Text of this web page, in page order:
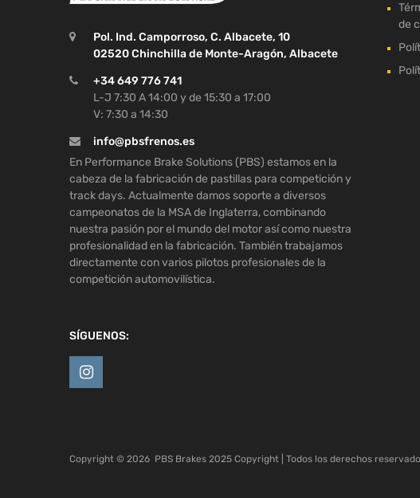
Pol. Ind. Camporroso, C. Albacete, 10
02520 Chinchilla de Monte-Aragón, Albacete
+34 649 776 741
L-J 7:30 A 14:00 y de 15:30 a 17:00
V: 7:30 a 14:30
info@pbsfrenos.es
En Performance Brake Solutions (PBS) estamos en la
cabeza de la fabricación de pastillas para competición y
track days. Actualmente damos soporte a diversos
campeonatos de la MSA de Inglaterra, combinando
nuestra pasión por el mundo del motor así como nuestra
profesionalidad en la fabricación. También trabajamos
directamente con varios pilotos profesionales de la
competición automovilística.
SÍGUENOS:
de
Copyright © 2026 PBS Brakes 2025 Copyright | Todos los derechos